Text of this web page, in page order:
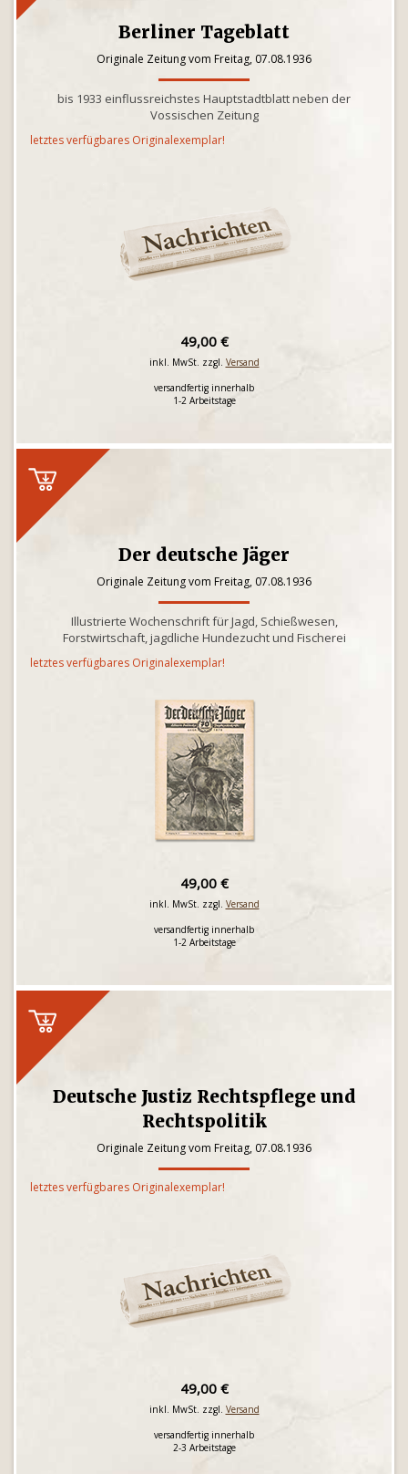
Berliner Tageblatt
Originale Zeitung vom Freitag, 07.08.1936
bis 1933 einflussreichstes Hauptstadtblatt neben der
Vossischen Zeitung
letztes verfügbares Originalexemplar!
49,00 €
inkl. MwSt. zzgl. Versand
versandfertig innerhalb
1-2 Arbeitstage
Der deutsche Jäger
Originale Zeitung vom Freitag, 07.08.1936
Illustrierte Wochenschrift für Jagd, Schießwesen,
Forstwirtschaft, jagdliche Hundezucht und Fischerei
letztes verfügbares Originalexemplar!
49,00 €
inkl. MwSt. zzgl. Versand
versandfertig innerhalb
1-2 Arbeitstage
Deutsche Justiz Rechtspflege und
Rechtspolitik
Originale Zeitung vom Freitag, 07.08.1936
letztes verfügbares Originalexemplar!
49,00 €
inkl. MwSt. zzgl. Versand
versandfertig innerhalb
2-3 Arbeitstage